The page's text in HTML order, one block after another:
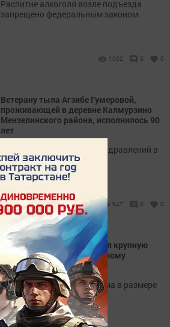
Распитие алкоголя возле подъезда
запрещено федеральным законом.
1062 0 0
Ветерану тыла Агзибе Гумеровой,
проживающей в деревне Калмурзино
Мензелинского района, исполнилось 90
лет
Юбиляр получил много поздравлений в
день своего рождения.
947 0 0
В Мензелинске суд взыскал крупную
задолженность по кредитному
договору
С заемщика взыскана сумма в размере
1383840 рублей 77 копеек.